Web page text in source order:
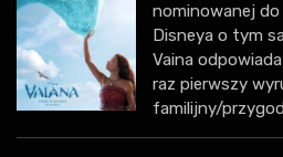
nominowanej
Disneya o tym
Vaina
raz pierwszy
familijny/